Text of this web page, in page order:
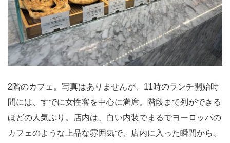
2階のカフェ。写真はありませんが、11時のランチ開始時
間には、すでに女性客を中心に満席。階段まで列ができる
ほどの人気ぶり。店内は、白い内装でまるでヨーロッパの
カフェのような上品な雰囲気で、店内に入った瞬間から、